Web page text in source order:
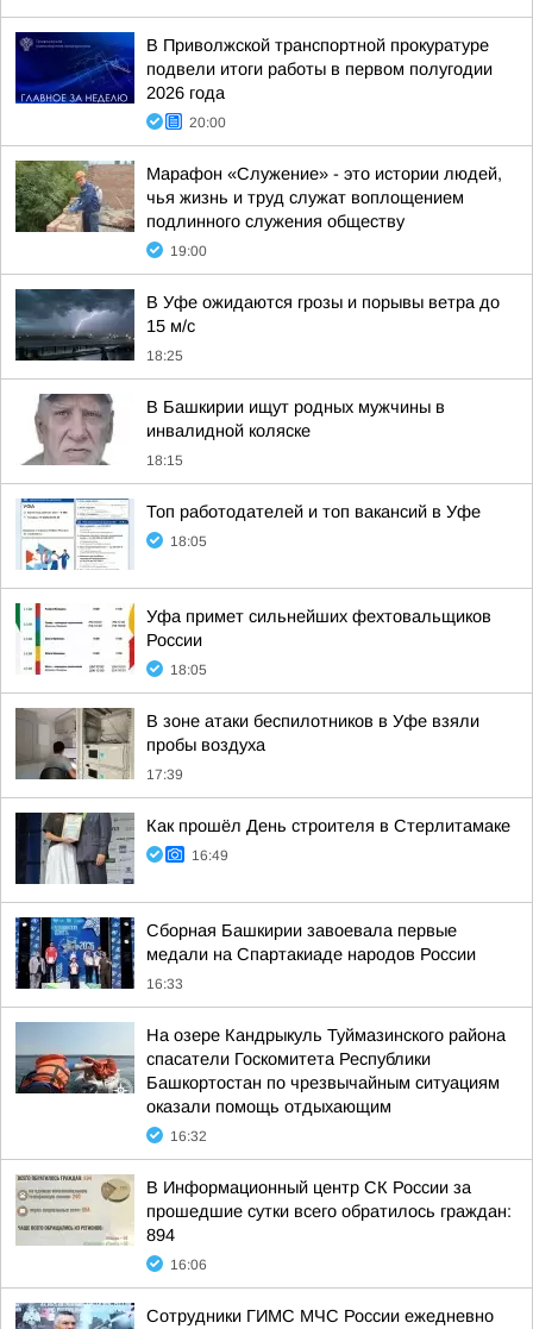
В Приволжской транспортной прокуратуре
подвели итоги работы в первом полугодии
2026 года
20:00
Марафон «Служение» - это истории людей,
чья жизнь и труд служат воплощением
подлинного служения обществу
19:00
В Уфе ожидаются грозы и порывы ветра до
15 м/с
18:25
В Башкирии ищут родных мужчины в
инвалидной коляске
18:15
Топ работодателей и топ вакансий в Уфе
18:05
Уфа примет сильнейших фехтовальщиков
России
18:05
В зоне атаки беспилотников в Уфе взяли
пробы воздуха
17:39
Как прошёл День строителя в Стерлитамаке
16:49
Сборная Башкирии завоевала первые
медали на Спартакиаде народов России
16:33
На озере Кандрыкуль Туймазинского района
спасатели Госкомитета Республики
Башкортостан по чрезвычайным ситуациям
оказали помощь отдыхающим
16:32
В Информационный центр СК России за
прошедшие сутки всего обратилось граждан:
894
16:06
Сотрудники ГИМС МЧС России ежедневно